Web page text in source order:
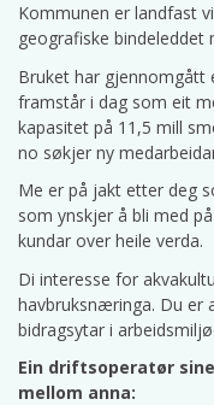
Kommunen er landfast
geografiske
Bruket har gjennomgått
framstår i dag som eit
kapasitet på 11,5 mill
no søkjer ny
Me er på jakt etter deg
som ynskjer å bli med
kundar over heile verda.
Di interesse for
havbruksnæringa. Du er
bidragsytar i
Ein driftsoperatør
mellom anna: